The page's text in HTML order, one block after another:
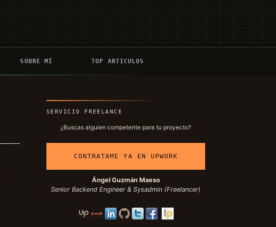
SOBRE MÍ TOP ARTICULOS
SERVICIO FREELANCE
¿Buscas alguien competente para tu proyecto?
CONTRATAME YA EN UPWORK
Ángel Guzmán Maeso
Senior Backend Engineer & Sysadmin (Freelancer)